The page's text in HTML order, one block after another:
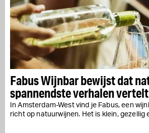
Fabus Wijnbar bewijst dat
spannendste verhalen vertelt
In Amsterdam-West vind je Fabus, een
richt op natuurwijnen. Het is klein, gezellig